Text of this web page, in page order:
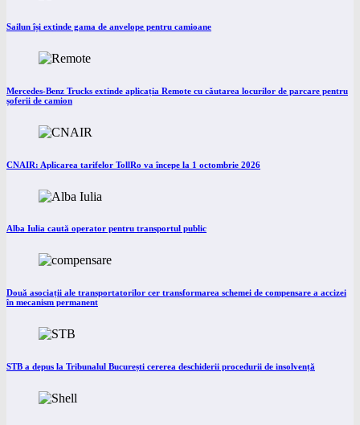
Sailun își extinde gama de anvelope pentru camioane
Mercedes-Benz Trucks extinde aplicația Remote cu căutarea locurilor de parcare pentru
șoferii de camion
CNAIR: Aplicarea tarifelor TollRo va începe la 1 octombrie 2026
Alba Iulia caută operator pentru transportul public
Două asociații ale transportatorilor cer transformarea schemei de compensare a accizei
în mecanism permanent
STB a depus la Tribunalul București cererea deschiderii procedurii de insolvență